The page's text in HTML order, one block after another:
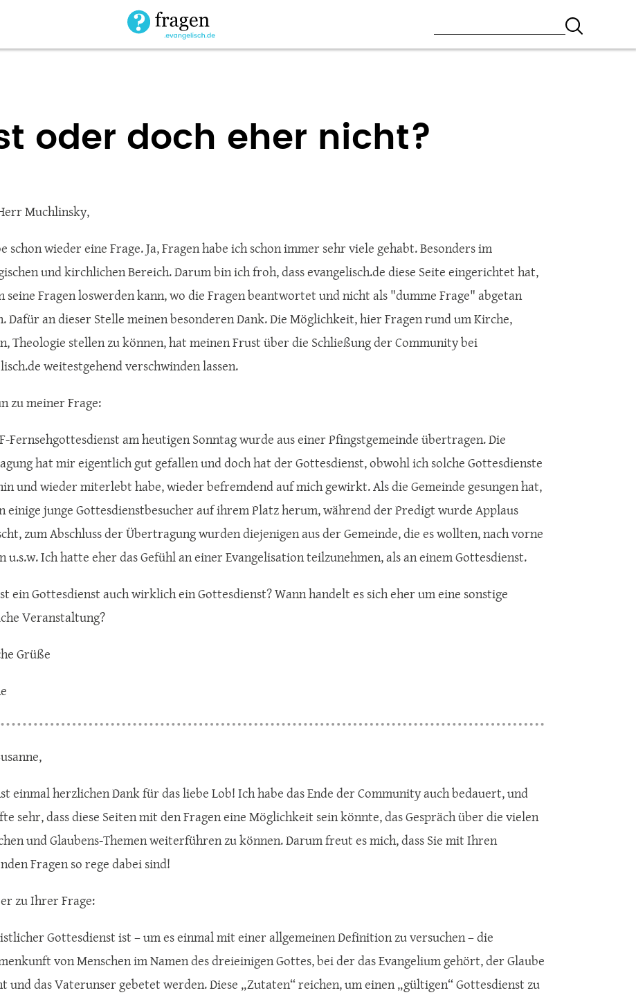
oder doch eher nicht?
Muchlinsky,
schon wieder eine Frage. Ja, Fragen habe ich schon immer sehr viele gehabt. Besonders im
und kirchlichen Bereich. Darum bin ich froh, dass evangelisch.de diese Seite eingerichtet hat,
seine Fragen loswerden kann, wo die Fragen beantwortet und nicht als "dumme Frage" abgetan
Dafür an dieser Stelle meinen besonderen Dank. Die Möglichkeit, hier Fragen rund um Kirche,
Theologie stellen zu können, hat meinen Frust über die Schließung der Community bei
weitestgehend verschwinden lassen.
zu meiner Frage:
Fernsehgottesdienst am heutigen Sonntag wurde aus einer Pfingstgemeinde übertragen. Die
hat mir eigentlich gut gefallen und doch hat der Gottesdienst, obwohl ich solche Gottesdienste
und wieder miterlebt habe, wieder befremdend auf mich gewirkt. Als die Gemeinde gesungen hat,
einige junge Gottesdienstbesucher auf ihrem Platz herum, während der Predigt wurde Applaus
zum Abschluss der Übertragung wurden diejenigen aus der Gemeinde, die es wollten, nach vorne
u.s.w. Ich hatte eher das Gefühl an einer Evangelisation teilzunehmen, als an einem Gottesdienst.
ein Gottesdienst auch wirklich ein Gottesdienst? Wann handelt es sich eher um eine sonstige
Veranstaltung?
Grüße
einmal herzlichen Dank für das liebe Lob! Ich habe das Ende der Community auch bedauert, und
sehr, dass diese Seiten mit den Fragen eine Möglichkeit sein könnte, das Gespräch über die vielen
und Glaubens-Themen weiterführen zu können. Darum freut es mich, dass Sie mit Ihren
Fragen so rege dabei sind!
zu Ihrer Frage:
Gottesdienst ist – um es einmal mit einer allgemeinen Definition zu versuchen – die
von Menschen im Namen des dreieinigen Gottes, bei der das Evangelium gehört, der Glaube
und das Vaterunser gebetet werden. Diese „Zutaten“ reichen, um einen „gültigen“ Gottesdienst zu